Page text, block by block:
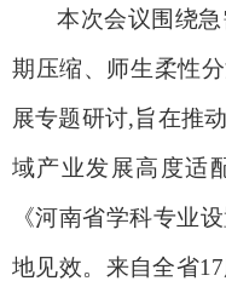
本次会议围绕
期压缩、师生柔性
展专题研讨,旨在推
域产业发展高度适
《河南省学科专业
地见效。来自全省